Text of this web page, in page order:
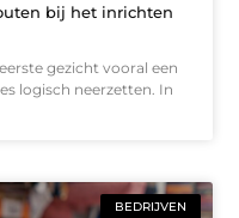
bij het inrichten
gezicht vooral een
logisch neerzetten. In
BEDRIJVEN